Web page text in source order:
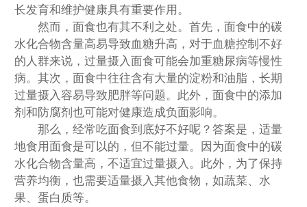
长发育和维护健康具有重要作用。
然而，面食也有其不利之处。首先，面食中的碳
水化合物含量高易导致血糖升高，对于血糖控制不好
的人群来说，过量摄入面食可能会加重糖尿病等慢性
病。其次，面食中往往含有大量的淀粉和油脂，长期
过量摄入容易导致肥胖等问题。此外，面食中的添加
剂和防腐剂也可能对健康造成负面影响。
那么，经常吃面食到底好不好呢？答案是，适量
地食用面食是可以的，但不能过量。因为面食中的碳
水化合物含量高，不适宜过量摄入。此外，为了保持
营养均衡，也需要适量摄入其他食物，如蔬菜、水
果、蛋白质等。